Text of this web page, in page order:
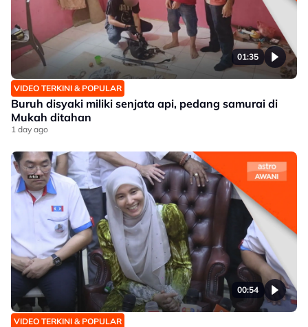
01:35
VIDEO TERKINI & POPULAR
Buruh disyaki miliki senjata api, pedang samurai di
Mukah ditahan
1 day ago
00:54
VIDEO TERKINI & POPULAR